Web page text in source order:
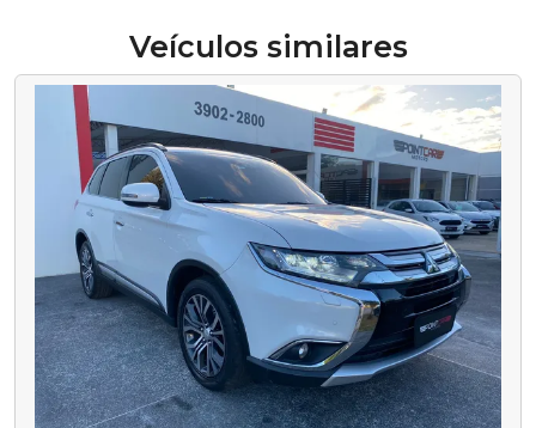
Veículos similares